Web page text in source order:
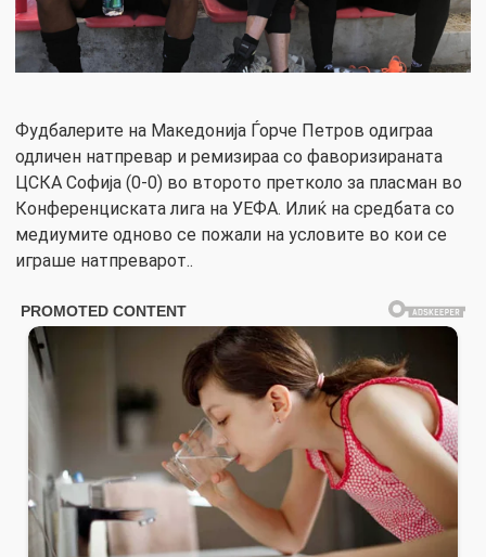
Фудбалерите на Македонија Ѓорче Петров одиграа
одличен натпревар и ремизираа со фаворизираната
ЦСКА Софија (0-0) во второто претколо за пласман во
Конференциската лига на УЕФА. Илиќ на средбата со
медиумите одново се пожали на условите во кои се
играше натпреварот..